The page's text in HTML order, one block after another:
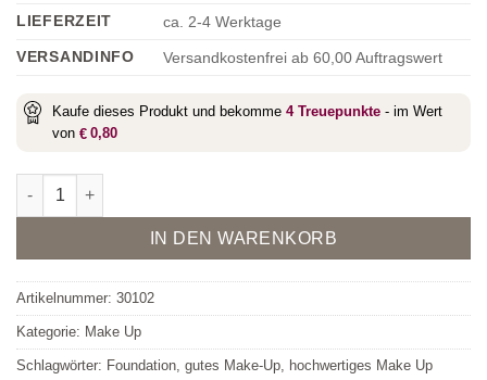
LIEFERZEIT
ca. 2-4 Werktage
VERSANDINFO
Versandkostenfrei ab 60,00 Auftragswert
Kaufe dieses Produkt und bekomme 4Treuepunkte - im Wert
von € 0,80
Selection Stay On Minerals 2BR Porcelain Menge
IN DEN WARENKORB
Alternative:
Artikelnummer: 30102
Kategorie: Make Up
Schlagwörter: Foundation, gutes Make-Up, hochwertiges Make Up